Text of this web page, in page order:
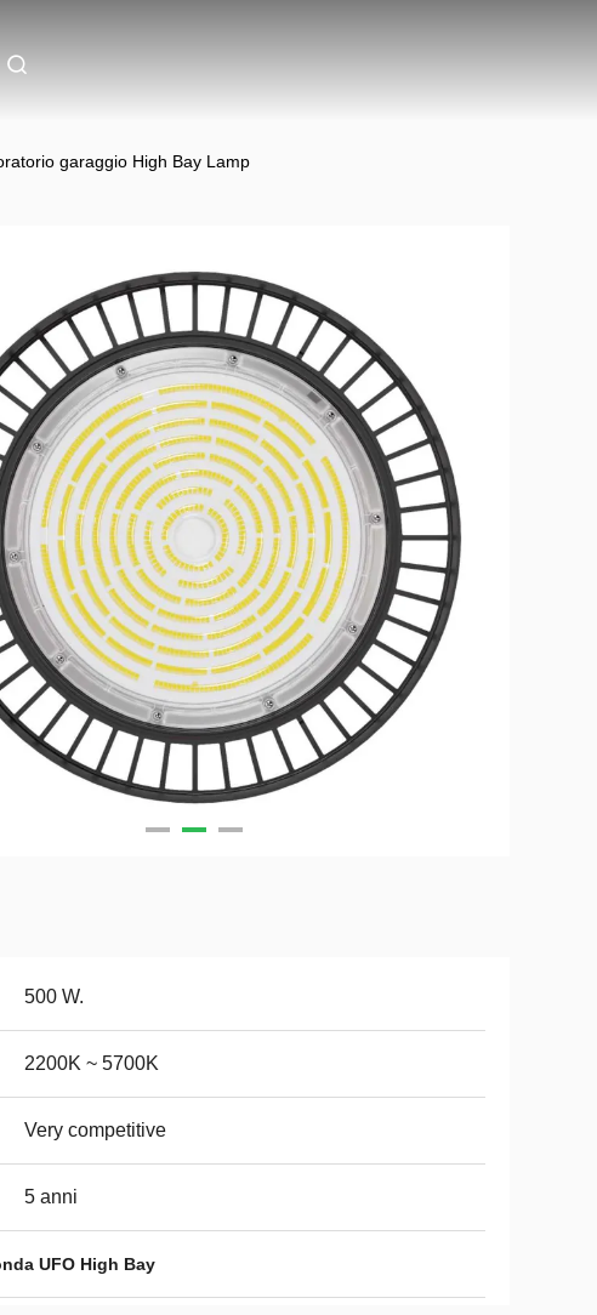
garaggio High Bay Lamp
500 W.
2200K ~ 5700K
Very competitive
5 anni
UFO High Bay